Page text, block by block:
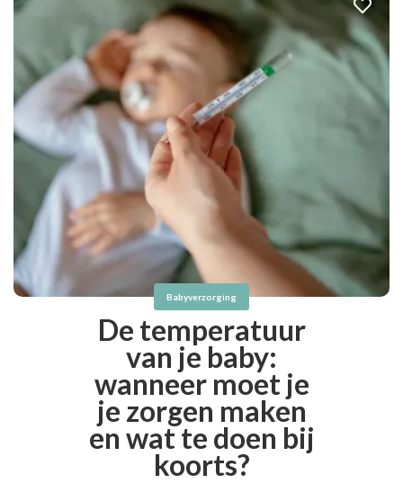
Babyverzorging
De temperatuur
van je baby:
wanneer moet je
je zorgen maken
en wat te doen bij
koorts?